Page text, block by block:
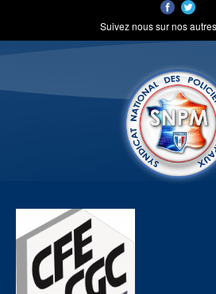
Suivez nous sur nos